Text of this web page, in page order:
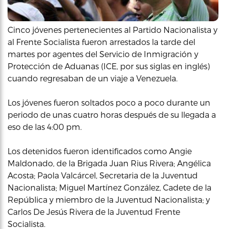
Cinco jóvenes pertenecientes al Partido Nacionalista y
al Frente Socialista fueron arrestados la tarde del
martes por agentes del Servicio de Inmigración y
Protección de Aduanas (ICE, por sus siglas en inglés)
cuando regresaban de un viaje a Venezuela.
Los jóvenes fueron soltados poco a poco durante un
periodo de unas cuatro horas después de su llegada a
eso de las 4:00 pm.
Los detenidos fueron identificados como Angie
Maldonado, de la Brigada Juan Rius Rivera; Angélica
Acosta; Paola Valcárcel, Secretaria de la Juventud
Nacionalista; Miguel Martínez González, Cadete de la
República y miembro de la Juventud Nacionalista; y
Carlos De Jesús Rivera de la Juventud Frente
Socialista.